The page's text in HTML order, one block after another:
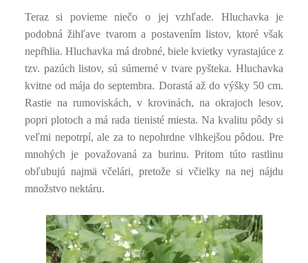
Teraz si povieme niečo o jej vzhľade. Hluchavka je
podobná žihľave tvarom a postavením listov, ktoré však
nepŕhlia. Hluchavka má drobné, biele kvietky vyrastajúce z
tzv. pazúch listov, sú súmerné v tvare pyšteka. Hluchavka
kvitne od mája do septembra. Dorastá až do výšky 50 cm.
Rastie na rumoviskách, v krovinách, na okrajoch lesov,
popri plotoch a má rada tienisté miesta. Na kvalitu pôdy si
veľmi nepotrpí, ale za to nepohrdne vlhkejšou pôdou. Pre
mnohých je považovaná za burinu. Pritom túto rastlinu
obľubujú najmä včelári, pretože si včielky na nej nájdu
množstvo nektáru.